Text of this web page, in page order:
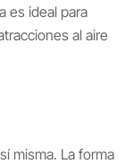
es ideal para
al aire
misma. La forma